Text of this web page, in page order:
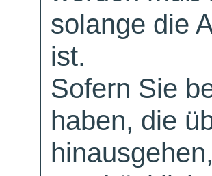
solange die
ist.
Sofern Sie
haben, die